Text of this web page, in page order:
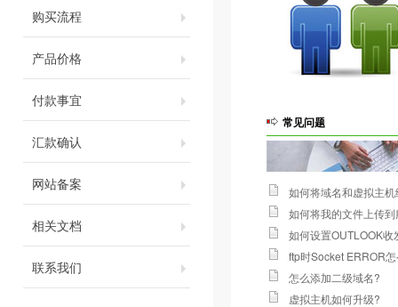
购买流程
产品价格
付款事宜
汇款确认
网站备案
相关文档
联系我们
常见问题
如何将域名和虚拟主
如何将我的文件上传
如何设置OUTLOOK收
ftp时Socket ERROR
怎么添加二级域名?
虚拟主机如何升级?